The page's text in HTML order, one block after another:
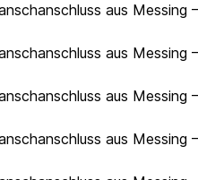
aus Messing
aus Messing
aus Messing
aus Messing